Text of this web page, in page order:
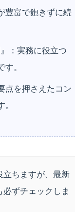
豊富で飽きずに続
：実務に役立つ
。
点を押さえたコン
立ちますが、最新
ずチェックしま